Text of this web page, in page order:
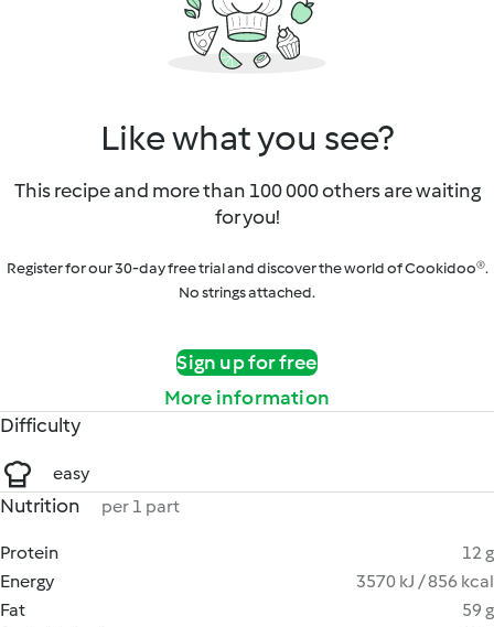
Like what you see?
This recipe and more than 100 000 others are waiting
for you!
Register for our 30-day free trial and discover the world of Cookidoo®.
No strings attached.
Sign up for free
More information
Difficulty
easy
Nutrition per 1 part
Protein
12 g
Energy
3570 kJ / 856 kcal
Fat
59 g